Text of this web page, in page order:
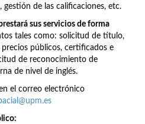
de las calificaciones, etc.
sus servicios de forma
tales como: solicitud de título,
públicos, certificados e
de reconocimiento de
de nivel de inglés.
el correo electrónico